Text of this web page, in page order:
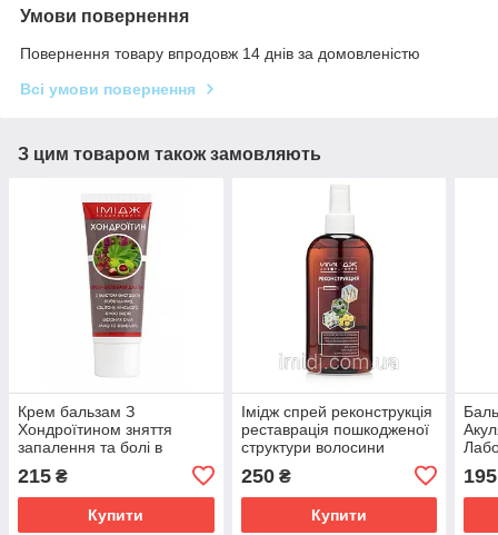
Умови повернення
Повернення товару впродовж 14 днів за домовленістю
Всі умови повернення
З цим товаром також замовляють
Крем бальзам З
Хондроїтином зняття
запалення та болі в
суглобах, м'язах і хребті
Імідж Лабораторія
215 ₴
Купити
Імідж спрей реконструкція
реставрація пошкодженої
структури волосини
250₴
Купити
195